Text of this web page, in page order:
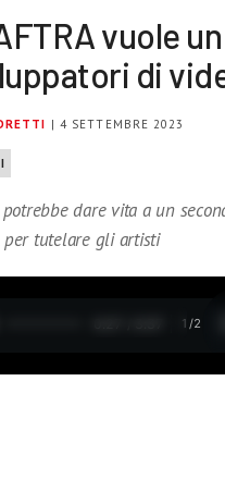
vuole
di
| 4 SETTEMBRE 2023
potrebbe dare vita a un
per tutelare gli artisti
1 /2